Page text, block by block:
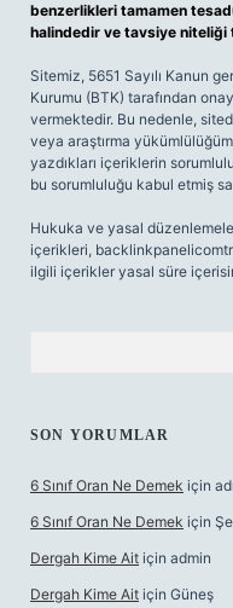
benzerlikleri tamamen
halindedir ve tavsiye niteliği
Sitemiz, 5651 Sayılı Kanun
Kurumu (BTK) tarafından
vermektedir. Bu nedenle,
veya araştırma
yazdıkları içeriklerin
bu sorumluluğu kabul etmiş
Hukuka ve yasal
içerikleri,
ilgili içerikler yasal süre
SON YORUMLAR
6 Sınıf Oran Ne Demek için
6 Sınıf Oran Ne Demek için
Dergah Kime Ait için admin
Dergah Kime Ait için Güneş